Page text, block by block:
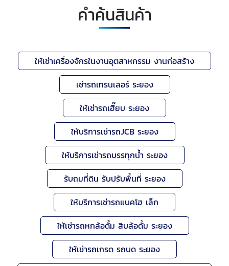
คำค้นสินค้า
ให้เช่าเครื่องจักรในงานอุตสาหกรรม งานก่อสร้าง
เช่ารถเทรนเลอร์ ระยอง
ให้เช่ารถเฮี๊ยบ ระยอง
ให้บริการเช่ารถJCB ระยอง
ให้บริการเช่ารถบรรทุกน้ำ ระยอง
รับถมที่ดิน รับปรับพื้นที่ ระยอง
ให้บริการเช่ารถแบคโฮ เล็ก
ให้เช่ารถหกล้อดั้ม สิบล้อดั้ม ระยอง
ให้เช่ารถเกรด รถบด ระยอง